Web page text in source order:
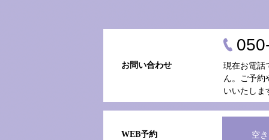
WEB予約 空
お問い合わせ
現在お電話
ん。ご予約
いいたしま